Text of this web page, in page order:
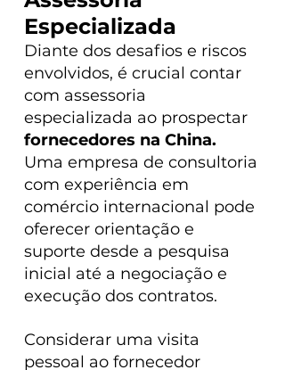
Especializada
Diante dos desafios e riscos
envolvidos, é crucial contar
com assessoria
especializada ao prospectar
fornecedores na China.
Uma empresa de consultoria
com experiência em
comércio internacional pode
oferecer orientação e
suporte desde a pesquisa
inicial até a negociação e
execução dos contratos.
Considerar uma visita
pessoal ao fornecedor